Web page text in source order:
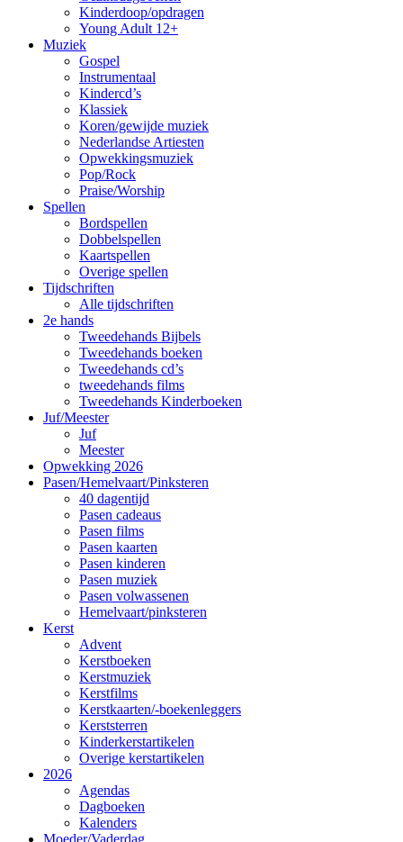
Kinderdoop/opdragen
Young Adult 12+
Muziek
Gospel
Instrumentaal
Kindercd’s
Klassiek
Koren/gewijde muziek
Nederlandse Artiesten
Opwekkingsmuziek
Pop/Rock
Praise/Worship
Spellen
Bordspellen
Dobbelspellen
Kaartspellen
Overige spellen
Tijdschriften
Alle tijdschriften
2e hands
Tweedehands Bijbels
Tweedehands boeken
Tweedehands cd’s
tweedehands films
Tweedehands Kinderboeken
Juf/Meester
Juf
Meester
Opwekking 2026
Pasen/Hemelvaart/Pinksteren
40 dagentijd
Pasen cadeaus
Pasen films
Pasen kaarten
Pasen kinderen
Pasen muziek
Pasen volwassenen
Hemelvaart/pinksteren
Kerst
Advent
Kerstboeken
Kerstmuziek
Kerstfilms
Kerstkaarten/-boekenleggers
Kerststerren
Kinderkerstartikelen
Overige kerstartikelen
2026
Agendas
Dagboeken
Kalenders
Moeder/Vaderdag